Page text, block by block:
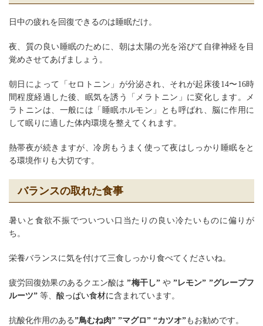
日中の疲れを回復できるのは睡眠だけ。
夜、質の良い睡眠のために、朝は太陽の光を浴びて自律神経を目
覚めさせてあげましょう。
朝日によって「セロトニン」が分泌され、それが起床後14〜16時
間程度経過した後、眠気を誘う「メラトニン」に変化します。メ
ラトニンは、一般には「睡眠ホルモン」とも呼ばれ、脳に作用に
して眠りに適した体内環境を整えてくれます。
熱帯夜が続きますが、冷房もうまく使って夜はしっかり睡眠をと
る環境作りも大切です。
バランスの取れた食事
暑いと食欲不振でついつい口当たりの良い冷たいものに偏りが
ち。
栄養バランスに気を付けて三食しっかり食べてくださいね。
疲労回復効果のあるクエン酸は”梅干し”や”レモン” ”グレープフ
ルーツ” 等、 酸っぱい食材に含まれています。
抗酸化作用のある”鳥むね肉” ”マグロ” “カツオ”もお勧めです。